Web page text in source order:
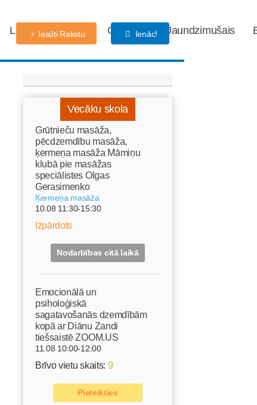
Labdarības fonds Gaidības Jaundzimušais
Iesūti Rakstu Ienāc!
Vecāku skola
Grūtnieču masāža,
pēcdzemdību masāža,
ķermeņa masāža Māmiņu
klubā pie masāžas
speciālistes Olgas
Gerasimenko
Ķermeņa masāža
10.08 11:30-15:30
Izpārdots
Nodarbības citā laikā
Emocionālā un
psiholoģiskā
sagatavošanās dzemdībām
kopā ar Diānu Zandi
tiešsaistē ZOOM.US
11.08 10:00-12:00
Brīvo vietu skaits: 9
Pieteikties